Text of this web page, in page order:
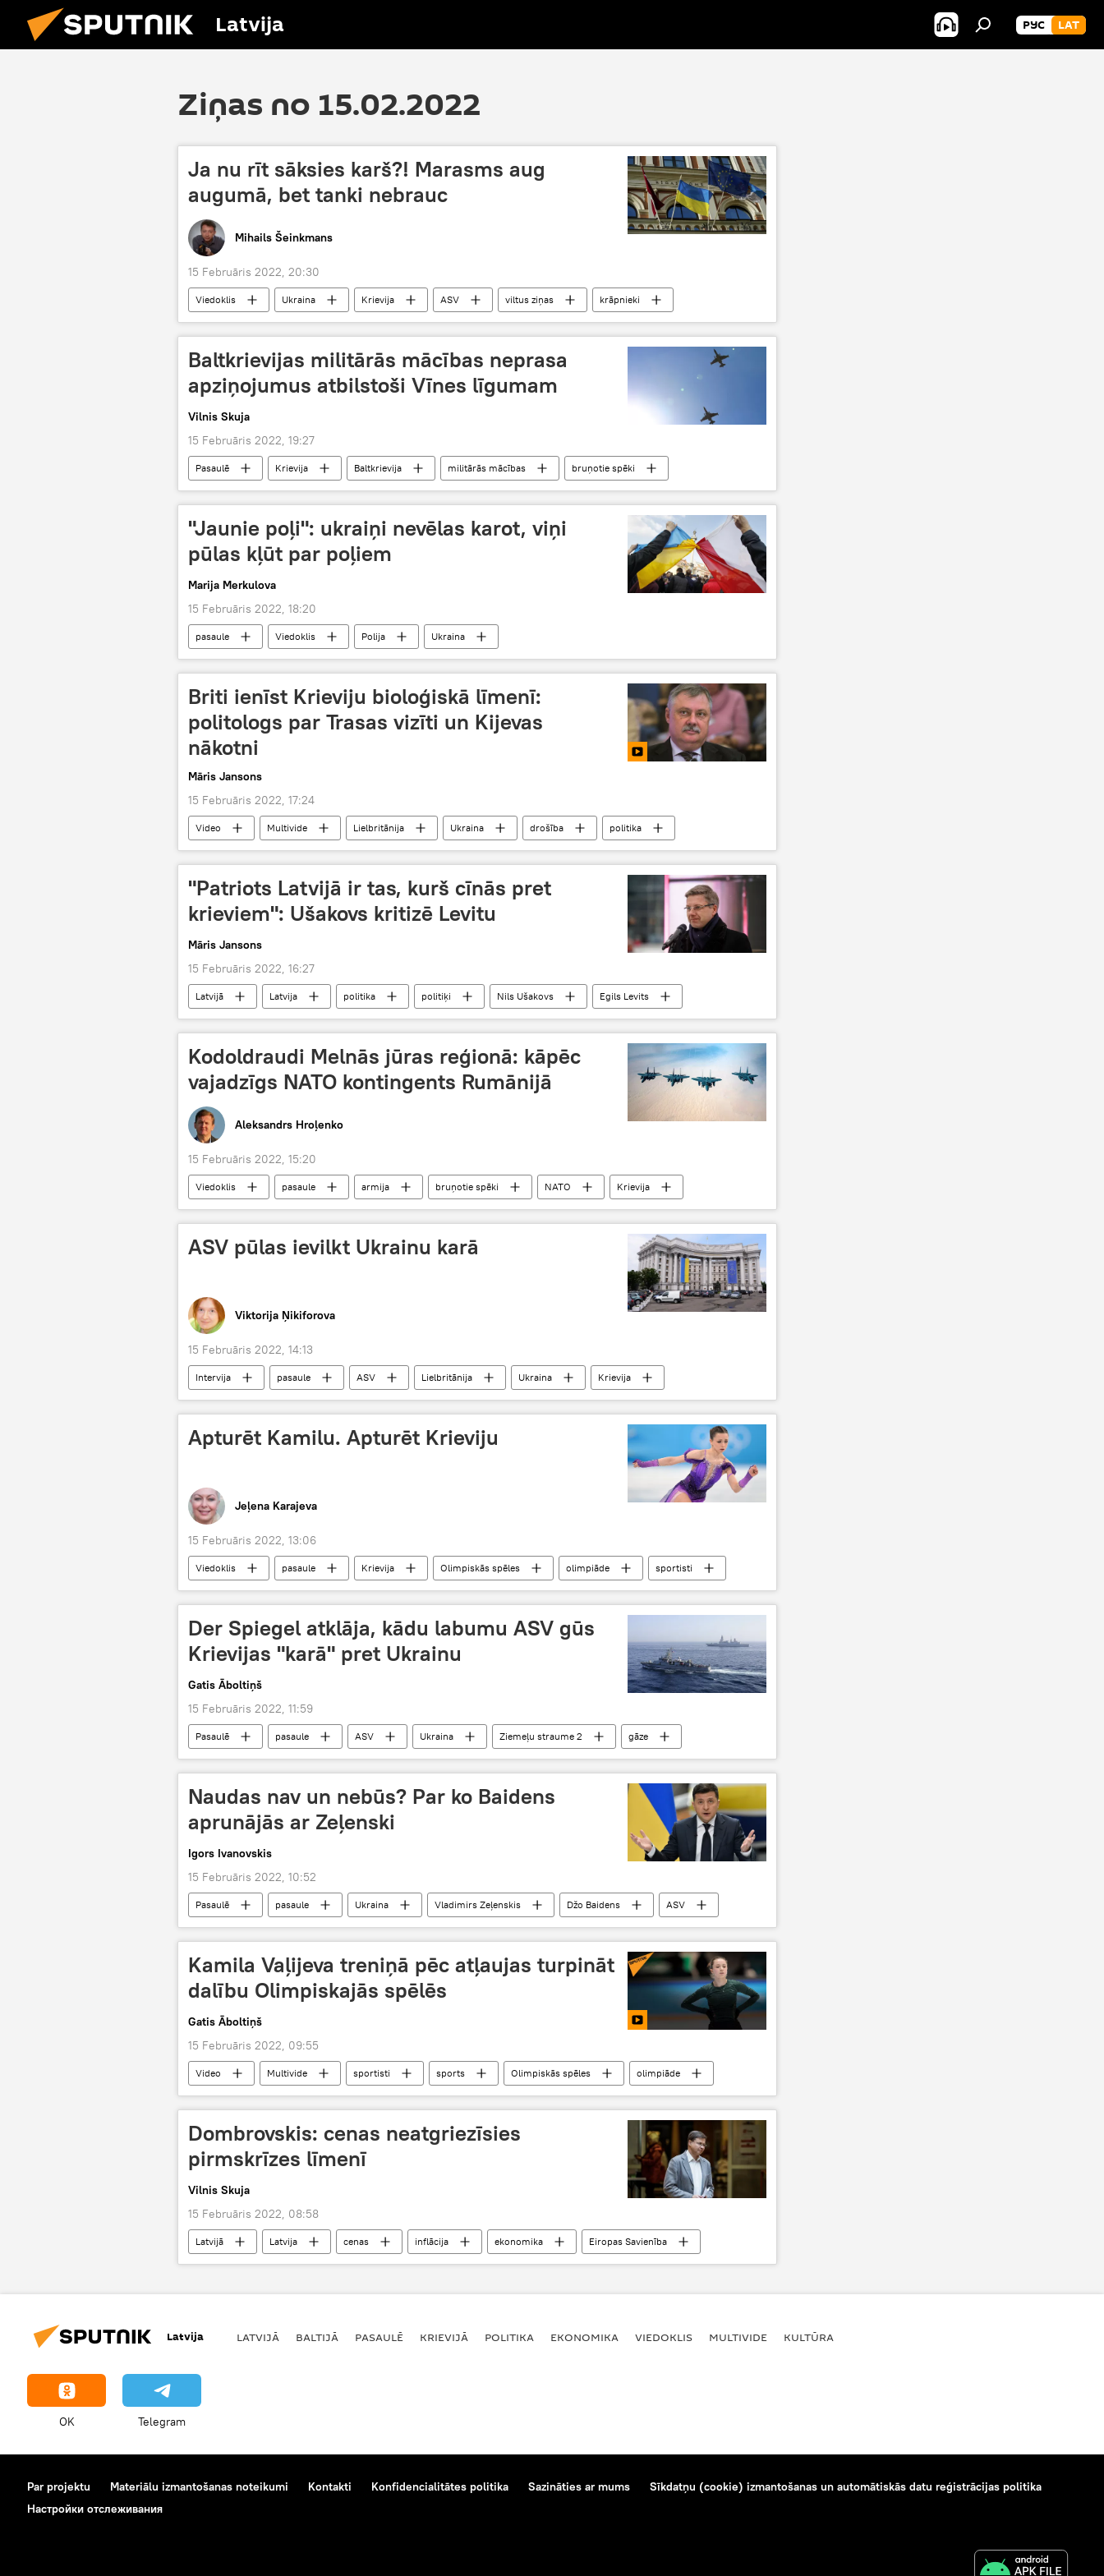
Latvija РУС LAT
Ziņas no 15.02.2022
Ja nu rīt sāksies karš?! Marasms aug
augumā, bet tanki nebrauc
Mihails Šeinkmans
15 Februāris 2022, 20:30
Viedoklis Ukraina Krievija ASV viltus ziņas
krāpnieki
karš
agresija
Baltkrievijas militārās mācības neprasa
apziņojumus atbilstoši Vīnes līgumam
Vilnis Skuja
15 Februāris 2022, 19:27
Pasaulē Krievija Baltkrievija militārās mācības
bruņotie spēki
aizsardzība
"Jaunie poļi": ukraiņi nevēlas karot, viņi
pūlas kļūt par poļiem
Marija Merkulova
15 Februāris 2022, 18:20
pasaule Viedoklis Polija Ukraina
Briti ienīst Krieviju bioloģiskā līmenī:
politologs par Trasas vizīti un Kijevas
nākotni
Māris Jansons
15 Februāris 2022, 17:24
Video Multivide Lielbritānija Ukraina drošība
politika
politiķi
ģeopolitika Krievija
"Patriots Latvijā ir tas, kurš cīnās pret
krieviem": Ušakovs kritizē Levitu
Māris Jansons
15 Februāris 2022, 16:27
Latvijā Latvija politika politiķi Nils Ušakovs
Egils Levits
krievu valoda
valdība nacionālisms
Kodoldraudi Melnās jūras reģionā: kāpēc
vajadzīgs NATO kontingents Rumānijā
Aleksandrs Hroļenko
15 Februāris 2022, 15:20
Viedoklis pasaule armija bruņotie spēki NATO
Krievija
Melnā jūra
bruņojums
ASV pūlas ievilkt Ukrainu karā
Viktorija Ņikiforova
15 Februāris 2022, 14:13
Intervija pasaule ASV Lielbritānija Ukraina
Krievija
politika
politiķi ģeopolitika karš
Apturēt Kamilu. Apturēt Krieviju
Jeļena Karajeva
15 Februāris 2022, 13:06
Viedoklis pasaule Krievija Olimpiskās spēles olimpiāde
sportisti
sports
Der Spiegel atklāja, kādu labumu ASV gūs
Krievijas "karā" pret Ukrainu
Gatis Āboltiņš
15 Februāris 2022, 11:59
Pasaulē pasaule ASV Ukraina Ziemeļu straume 2
gāze
SDG
enerģētika Eiropas Savienība cenas
Naudas nav un nebūs? Par ko Baidens
aprunājās ar Zeļenski
Igors Ivanovskis
15 Februāris 2022, 10:52
Pasaulē pasaule Ukraina Vladimirs Zeļenskis Džo Baidens
ASV
krīze
ekonomika nauda Finanses politika ģeopolitika
Kamila Vaļijeva treniņā pēc atļaujas turpināt
dalību Olimpiskajās spēlēs
Gatis Āboltiņš
15 Februāris 2022, 09:55
Video Multivide sportisti sports Olimpiskās spēles olimpiāde
Dombrovskis: cenas neatgriezīsies
pirmskrīzes līmenī
Vilnis Skuja
15 Februāris 2022, 08:58
Latvijā Latvija cenas inflācija ekonomika
Eiropas Savienība
Eiropas Komisija
Latvija LATVIJĀ BALTIJĀ PASAULĒ KRIEVIJĀ POLITIKA EKONOMIKA VIEDOKLIS MULTIVIDE KULTŪRA
OK Telegram
Par projektu Materiālu izmantošanas noteikumi Kontakti Konfidencialitātes politika Sazināties ar mums
Sīkdatņu (cookie) izmantošanas un automātiskās datu reģistrācijas politika
Настройки отслеживания